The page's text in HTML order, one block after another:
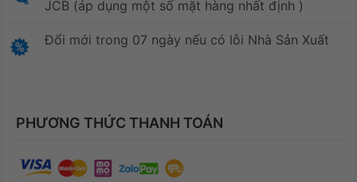
JCB (áp dụng một số mặt hàng nhất định )
Đổi mới trong 07 ngày nếu có lỗi Nhà Sản Xuất
PHƯƠNG THỨC THANH TOÁN